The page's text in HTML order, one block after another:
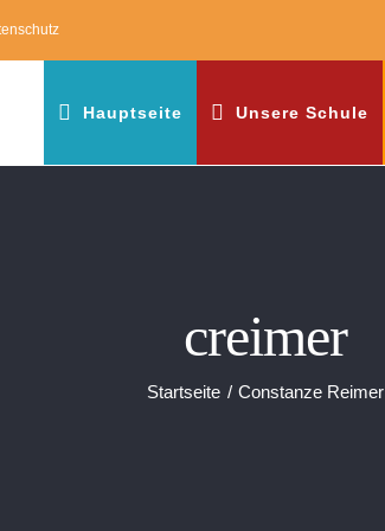
Hauptseite Unsere Schule
creimer
Startseite Constanze Reimer